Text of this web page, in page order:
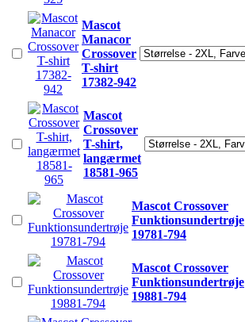
Mascot
Manacor
Crossover
T-shirt
17382-942
Mascot
Crossover
T-shirt,
langærmet
18581-965
Mascot Crossover
Funktionsundertrøje
19781-794
Mascot Crossover
Funktionsundertrøje
19881-794